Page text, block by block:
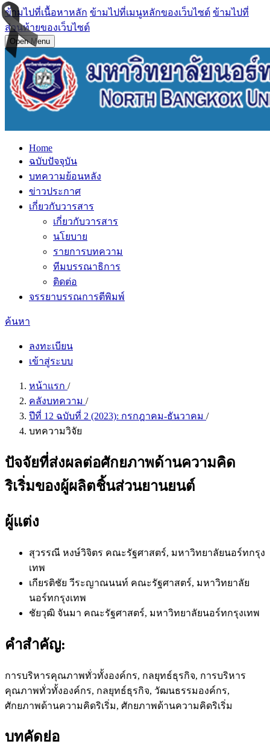
ข้ามไปที่เนื้อหาหลัก ข้ามไปที่เมนูหลักของเว็บไซต์ ข้ามไปที่
ส่วนท้ายของเว็บไซต์
Open Menu
Home
ฉบับปัจจุบัน
บทความย้อนหลัง
ข่าวประกาศ
เกี่ยวกับวารสาร
เกี่ยวกับวารสาร
นโยบาย
รายการบทความ
ทีมบรรณาธิการ
ติดต่อ
จรรยาบรรณการตีพิมพ์
ค้นหา
ลงทะเบียน
เข้าสู่ระบบ
หน้าแรก /
คลังบทความ /
ปีที่ 12 ฉบับที่ 2 (2023): กรกฎาคม-ธันวาคม /
บทความวิจัย
ปัจจัยที่ส่งผลต่อศักยภาพด้านความคิด
ริเริ่มของผู้ผลิตชิ้นส่วนยานยนต์
ผู้แต่ง
สุวรรณี หงษ์วิจิตร คณะรัฐศาสตร์, มหาวิทยาลัยนอร์ทกรุง
เทพ
เกียรติชัย วีระญาณนนท์ คณะรัฐศาสตร์, มหาวิทยาลัย
นอร์ทกรุงเทพ
ชัยวุฒิ จันมา คณะรัฐศาสตร์, มหาวิทยาลัยนอร์ทกรุงเทพ
คำสำคัญ:
การบริหารคุณภาพทั่วทั้งองค์กร, กลยุทธ์ธุรกิจ, การบริหาร
คุณภาพทั่วทั้งองค์กร, กลยุทธ์ธุรกิจ, วัฒนธรรมองค์กร,
ศักยภาพด้านความคิดริเริ่ม, ศักยภาพด้านความคิดริเริ่ม
บทคัดย่อ